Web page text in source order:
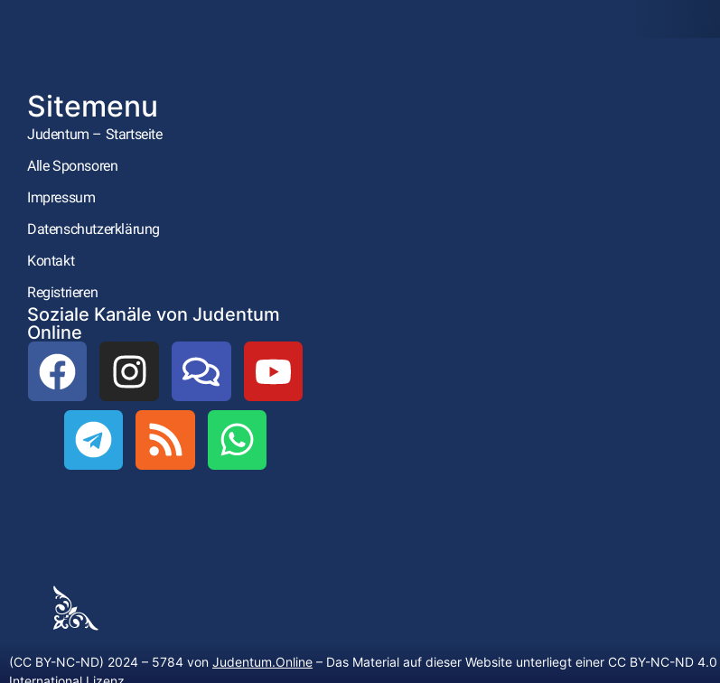
Sitemenu
Judentum – Startseite
Alle Sponsoren
Impressum
Datenschutzerklärung
Kontakt
Registrieren
Soziale Kanäle von Judentum
Online
(CC BY-NC-ND) 2024 – 5784 von Judentum.Online – Das Material auf dieser Website unterliegt einer CC BY-NC-ND 4.0